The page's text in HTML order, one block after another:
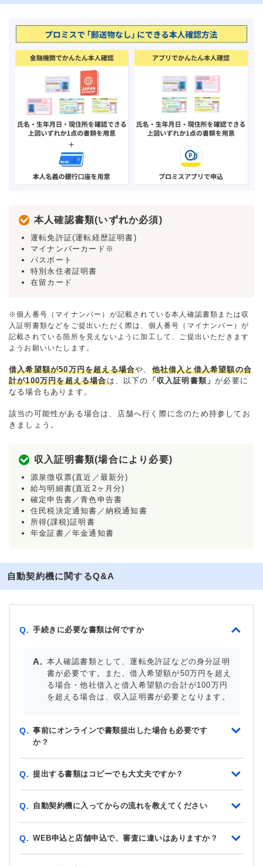
本人確認書類(いずれか必須)
運転免許証(運転経歴証明書)
マイナンバーカード※
パスポート
特別永住者証明書
在留カード
※個人番号（マイナンバー）が記載されている本人確認書類または収
入証明書類などをご提出いただく際は、個人番号（マイナンバー）が
記載されている箇所を見えないように加工して、ご提出いただきます
ようお願いいたします。
借入希望額が50万円を超える場合や、 他社借入と借入希望額の合
計が100万円を超える場合は、以下の 「収入証明書類」が必要に
なる場合もあります。
該当の可能性がある場合は、店舗へ行く際に念のため持参してお
きましょう。
収入証明書類(場合により必要)
源泉徴収票(直近／最新分)
給与明細書(直近2ヶ月分)
確定申告書／青色申告書
住民税決定通知書／納税通知書
所得(課税)証明書
年金証書／年金通知書
自動契約機に関するQ&A
Q. 手続きに必要な書類は何ですか
本人確認書類として、運転免許証などの身分証明
書が必要です。また、借入希望額が50万円を超え
る場合・他社借入と借入希望額の合計が100万円
を超える場合は、収入証明書が必要となります。
Q. 事前にオンラインで書類提出した場合も必要です
か？
Q. 提出する書類はコピーでも大丈夫ですか？
Q. 自動契約機に入ってからの流れを教えてください
Q. WEB申込と店舗申込で、審査に違いはありますか？